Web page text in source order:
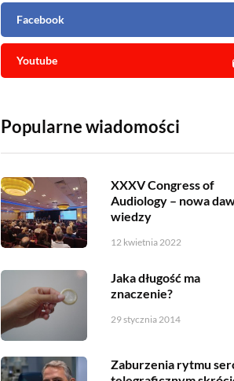
Facebook
Youtube
Popularne wiadomości
XXXV Congress of
Audiology – nowa
wiedzy
12 kwietnia 2022
Jaka długość ma
znaczenie?
29 stycznia 2014
Zaburzenia rytmu